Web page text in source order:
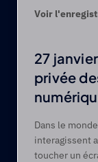
Voir
27
privée
Dans le
interagissent
toucher un